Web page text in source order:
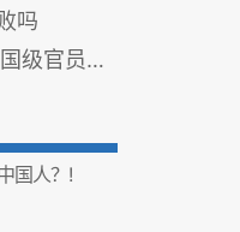
吗
至11385元
国人？!